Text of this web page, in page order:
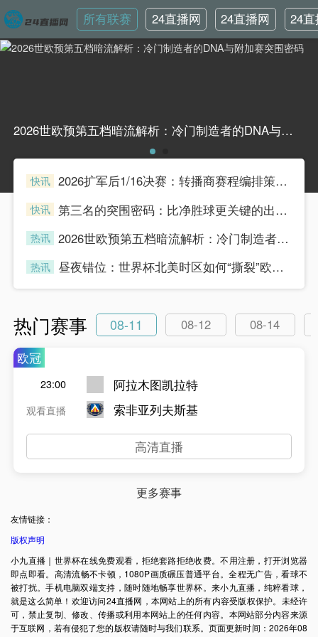
所有联赛
24直播网
英超
24直播网
世界杯
24
韩
2026世欧预第五档暗流解析：冷门制造者的DNA与附加赛突围密码2026世欧预第五档暗流解析：冷门制造者的DNA与附加赛突围密码
快讯
2026扩军后1/16决赛：转播商赛程编排策略与广告收益模型重构
快讯
第三名的突围密码：比净胜球更关键的出线法则
热讯
2026世欧预第五档暗流解析：冷门制造者的DNA与附加赛突围密码
热讯
昼夜错位：世界杯北美时区如何“撕裂”欧洲球迷的生理时钟
热门赛事 08-11 08-12
08-14
欧冠
23:00
观看直播
阿拉木图凯拉特
索非亚列夫斯基
高清直播
更多赛事
友情链接：
版权声明
小九直播｜世界杯在线免费观看，拒绝套路拒绝收费。不用注册，打开浏览器
即点即看。高清流畅不卡顿，1080P画质碾压普通平台。全程无广告，看球不
被打扰。手机电脑双端支持，随时随地畅享世界杯。来小九直播，纯粹看球，
就是这么简单！欢迎访问24直播网，本网站上的所有内容受版权保护。未经许
可，禁止复制、修改、传播或利用本网站上的任何内容。本网站部分内容来源
于互联网，若有侵犯了您的版权请随时与我们联系。页面更新时间：2026年08